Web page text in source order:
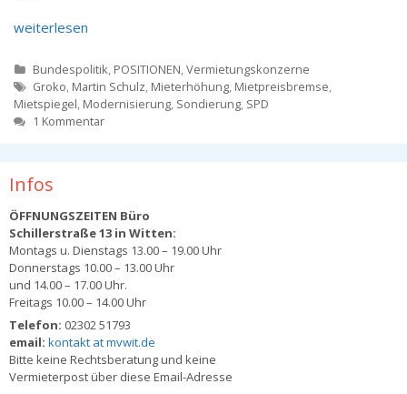
weiterlesen
Kategorien
Bundespolitik, POSITIONEN,Vermietungskonzerne
Tags
Groko, Martin Schulz, Mieterhöhung, Mietpreisbremse,
Mietspiegel, Modernisierung, Sondierung, SPD
1 Kommentar
Infos
ÖFFNUNGSZEITEN Büro
Schillerstraße 13 in Witten:
Montags u. Dienstags 13.00 – 19.00 Uhr
Donnerstags 10.00 – 13.00 Uhr
und 14.00 – 17.00 Uhr.
Freitags 10.00 – 14.00 Uhr
Telefon: 02302 51793
email: kontakt at mvwit.de
Bitte keine Rechtsberatung und keine
Vermieterpost über diese Email-Adresse